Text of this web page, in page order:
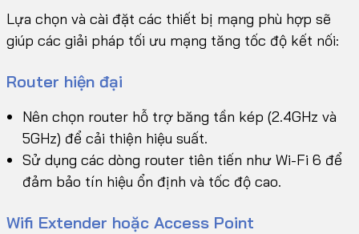
Lựa chọn và cài đặt các thiết bị mạng phù hợp sẽ
giúp các giải pháp tối ưu mạng tăng tốc độ kết nối:
Router hiện đại
Nên chọn router hỗ trợ băng tần kép (2.4GHz và
5GHz) để cải thiện hiệu suất.
Sử dụng các dòng router tiên tiến như Wi-Fi 6 để
đảm bảo tín hiệu ổn định và tốc độ cao.
Wifi Extender hoặc Access Point